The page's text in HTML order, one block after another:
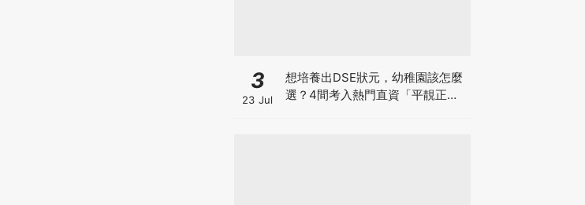
3
23 Jul
想培養出DSE狀元，幼稚園該怎麼
選？4間考入熱門直資「平靚正」